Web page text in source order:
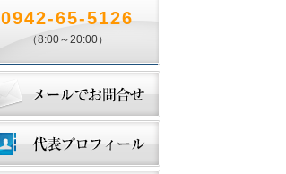
0942-65-5126
（8:00～20:00）